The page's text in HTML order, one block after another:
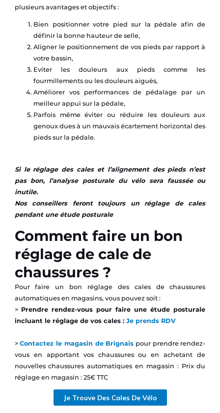
plusieurs avantages et objectifs :
Bien positionner votre pied sur la pédale afin de
définir la bonne hauteur de selle,
Aligner le positionnement de vos pieds par rapport à
votre bassin,
Eviter les douleurs aux pieds comme les
fourmillements ou les douleurs aiguës,
Améliorer vos performances de pédalage par un
meilleur appui sur la pédale,
Parfois même éviter ou réduire les douleurs aux
genoux dues à un mauvais écartement horizontal des
pieds sur la pédale.
Si le réglage des cales et l’alignement des pieds n’est
pas bon, l’analyse posturale du vélo sera faussée ou
inutile.
Nos conseillers feront toujours un réglage de cales
pendant une étude posturale
Comment faire un bon
réglage de cale de
chaussures ?
Pour faire un bon réglage des cales de chaussures
automatiques en magasins, vous pouvez soit :
> Prendre rendez-vous pour faire une étude posturale
incluant le réglage de vos cales : Je prends RDV
>Contactez le magasin de Brignais pour prendre rendez-
vous en apportant vos chaussures ou en achetant de
nouvelles chaussures automatiques en magasin : Prix du
réglage en magasin : 25€ TTC
Je Trouve Des Cales De Vélo